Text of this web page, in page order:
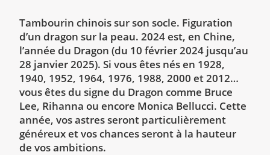
Tambourin chinois sur son socle. Figuration
d’un dragon sur la peau. 2024 est, en Chine,
l’année du Dragon (du 10 février 2024 jusqu’au
28 janvier 2025). Si vous êtes nés en 1928,
1940, 1952, 1964, 1976, 1988, 2000 et 2012…
vous êtes du signe du Dragon comme Bruce
Lee, Rihanna ou encore Monica Bellucci. Cette
année, vos astres seront particulièrement
généreux et vos chances seront à la hauteur
de vos ambitions.